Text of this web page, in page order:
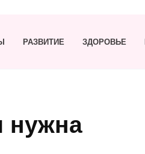
РАЗВИТИЕ ЗДОРОВЬЕ
нужна